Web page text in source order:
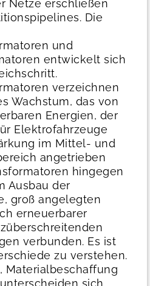
Netze erschließen
Die
und
entwickelt sich
verzeichnen
Wachstum, das von
Energien, der
Elektrofahrzeuge
im Mittel- und
angetrieben
hingegen
Ausbau der
groß angelegten
erneuerbarer
verbunden. Es ist
zu verstehen.
Materialbeschaffung
sich